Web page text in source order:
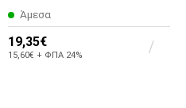
Άμεσα
19,35€
15,60€ + ΦΠΑ 24%